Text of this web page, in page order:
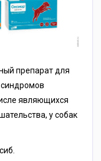
препарат для
являющихся
у собак